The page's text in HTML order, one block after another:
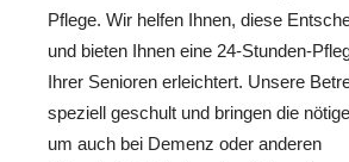
Pflege. Wir helfen Ihnen, diese
und bieten Ihnen eine 24-Stunden-
Ihrer Senioren erleichtert. Unsere
speziell geschult und bringen die
um auch bei Demenz oder anderen